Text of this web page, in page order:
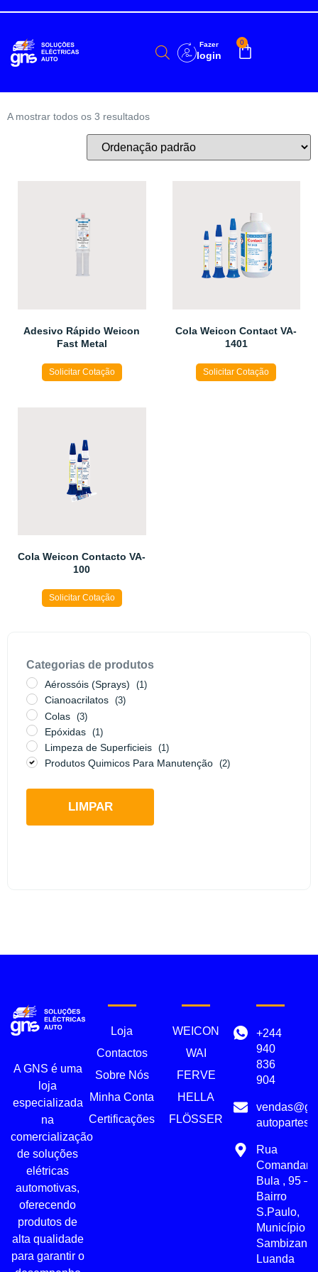
Fazer
login
0
Categorias de produtos
Aérossóis (Sprays) (1)
Cianoacrilatos (3)
Colas (3)
Epóxidas (1)
Limpeza de Superficieis (1)
Produtos Quimicos Para Manutenção (2)
LIMPAR
A mostrar todos os 3 resultados
Adesivo Rápido Weicon
Fast Metal
Solicitar Cotação
Cola Weicon Contact VA-
1401
Solicitar Cotação
Cola Weicon Contacto VA-
100
Solicitar Cotação
A GNS é uma
loja
especializada
na
comercialização
de soluções
elétricas
automotivas,
oferecendo
produtos de
alta qualidade
para garantir o
Loja
Contactos
Sobre Nós
Minha Conta
Certificações
WEICON
WAI
FERVE
HELLA
FLÖSSER
+244
940
836
904
Rua
Bula , 95 –
Bairro
S.Paulo,
Município
Luanda